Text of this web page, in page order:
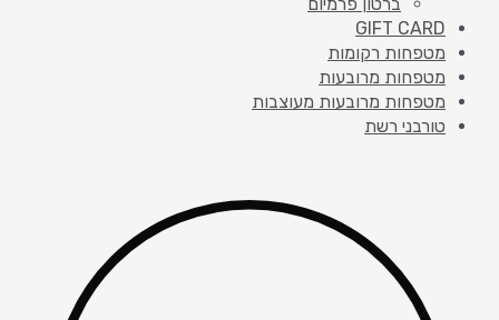
GIFT CARD
מטפחות רקומות
מטפחות מרובעות
מטפחות מרובעות מעוצבות
טורבני רשת